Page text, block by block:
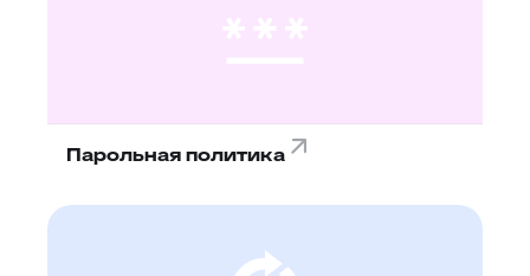
Парольная политика